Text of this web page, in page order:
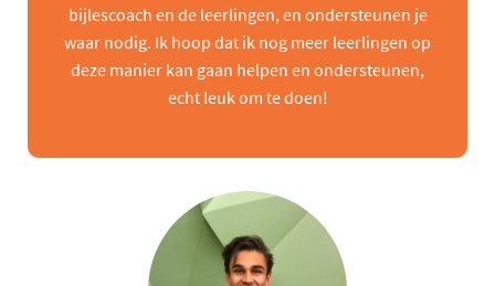
bijlescoach en de leerlingen, en ondersteunen je
waar nodig. Ik hoop dat ik nog meer leerlingen op
deze manier kan gaan helpen en ondersteunen,
echt leuk om te doen!